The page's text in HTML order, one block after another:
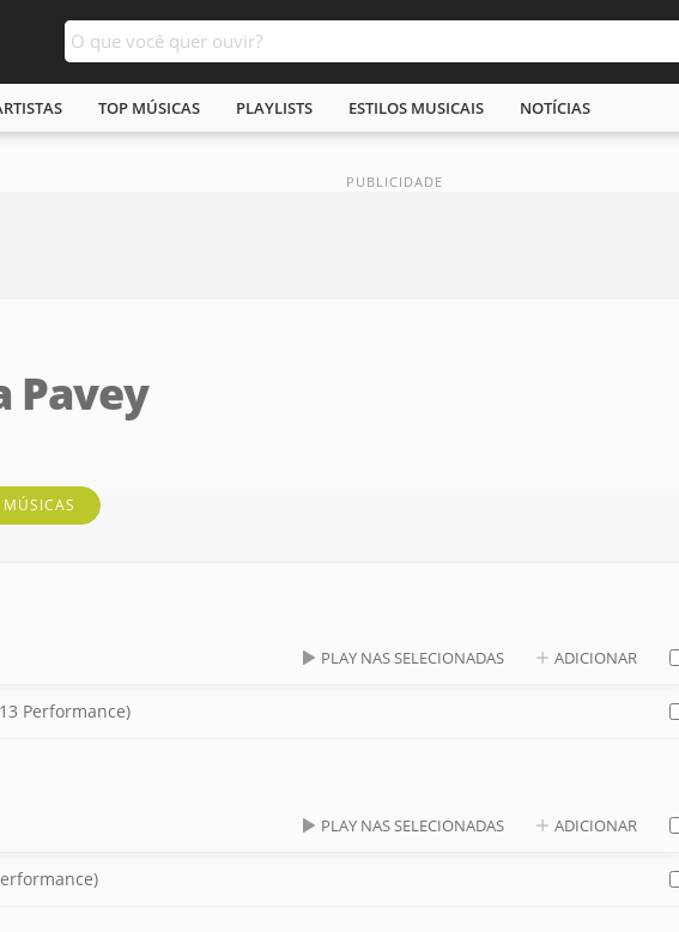
TOP MÚSICAS PLAYLISTS ESTILOS MUSICAIS NOTÍCIAS
Pavey
PLAY NAS SELECIONADAS ADICIONAR
Performance)
PLAY NAS SELECIONADAS ADICIONAR